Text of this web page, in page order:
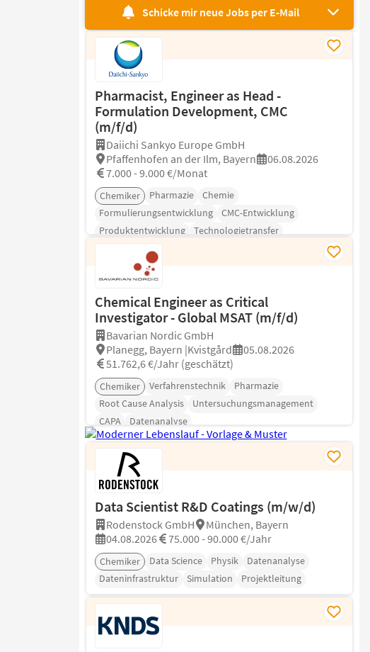
Schicke mir neue Jobs per E-Mail
Pharmacist, Engineer as Head -
Formulation Development, CMC
(m/f/d)
Daiichi Sankyo Europe GmbH
Pfaffenhofen an der Ilm, Bayern
06.08.2026
7.000 - 9.000 €/Monat
Chemiker Pharmazie
Chemie
Formulierungsentwicklung
CMC-Entwicklung
Produktentwicklung
Technologietransfer
Chemical Engineer as Critical
Investigator - Global MSAT (m/f/d)
Bavarian Nordic GmbH
Planegg, Bayern |Kvistgård
05.08.2026
51.762,6 €/Jahr (geschätzt)
Chemiker Verfahrenstechnik
Pharmazie
Root Cause Analysis
Untersuchungsmanagement
CAPA
Datenanalyse
Data Scientist R&D Coatings (m/w/d)
Rodenstock GmbH
München, Bayern
04.08.2026
75.000 - 90.000 €/Jahr
Chemiker Data Science Physik
Datenanalyse
Dateninfrastruktur
Simulation Projektleitung